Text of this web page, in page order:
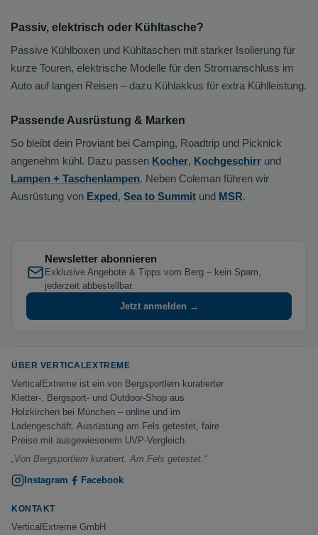
Passiv, elektrisch oder Kühltasche?
Passive Kühlboxen und Kühltaschen mit starker Isolierung für
kurze Touren, elektrische Modelle für den Stromanschluss im
Auto auf langen Reisen – dazu Kühlakkus für extra Kühlleistung.
Passende Ausrüstung & Marken
So bleibt dein Proviant bei Camping, Roadtrip und Picknick
angenehm kühl. Dazu passen Kocher, Kochgeschirr und
Lampen + Taschenlampen. Neben Coleman führen wir
Ausrüstung von Exped, Sea to Summit und MSR.
Newsletter abonnieren
Exklusive Angebote & Tipps vom Berg – kein Spam,
jederzeit abbestellbar.
Jetzt anmelden →
ÜBER VERTICALEXTREME
VerticalExtreme ist ein von Bergsportlern kuratierter
Kletter-, Bergsport- und Outdoor-Shop aus
Holzkirchen bei München – online und im
Ladengeschäft. Ausrüstung am Fels getestet, faire
Preise mit ausgewiesenem UVP-Vergleich.
„Von Bergsportlern kuratiert. Am Fels getestet.“
Instagram
Facebook
KONTAKT
VerticalExtreme GmbH